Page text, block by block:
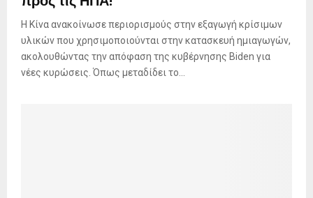
Η Κίνα ανακοίνωσε περιορισμούς στην εξαγωγή κρίσιμων
υλικών που χρησιμοποιούνται στην κατασκευή ημιαγωγών,
ακολουθώντας την απόφαση της κυβέρνησης Biden για
νέες κυρώσεις. Όπως μεταδίδει το...